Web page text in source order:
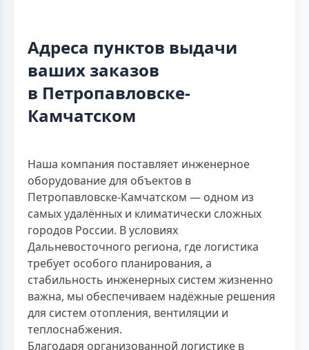
Адреса пунктов выдачи
ваших заказов
в Петропавловске-
Камчатском
Наша компания поставляет инженерное
оборудование для объектов в
Петропавловске-Камчатском — одном из
самых удалённых и климатически сложных
городов России. В условиях
Дальневосточного региона, где логистика
требует особого планирования, а
стабильность инженерных систем жизненно
важна, мы обеспечиваем надёжные решения
для систем отопления, вентиляции и
теплоснабжения.
Благодаря организованной логистике в